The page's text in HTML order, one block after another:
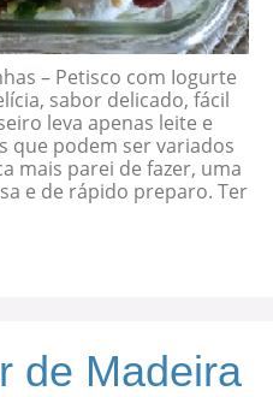
– Petisco com Iogurte
sabor delicado, fácil
leva apenas leite e
que podem ser variados
mais parei de fazer, uma
e de rápido preparo. Ter
de Madeira